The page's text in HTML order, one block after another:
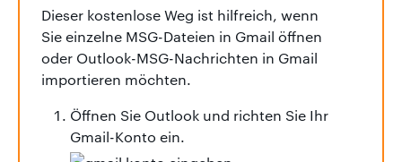
Dieser kostenlose Weg ist hilfreich, wenn
Sie einzelne MSG-Dateien in Gmail öffnen
oder Outlook-MSG-Nachrichten in Gmail
importieren möchten.
Öffnen Sie Outlook und richten Sie Ihr
Gmail-Konto ein.